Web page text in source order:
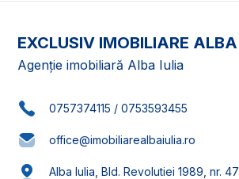
EXCLUSIV IMOBILIARE ALBA
Agenție imobiliară Alba Iulia
0757374115 / 0753593455
office@imobiliarealbaiulia.ro
Alba Iulia, Bld. Revolutiei 1989, nr. 47